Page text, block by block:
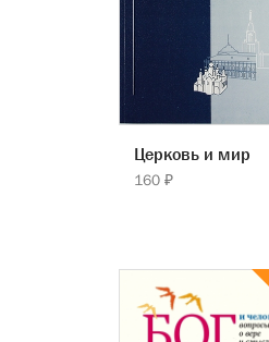
Церковь и мир
160 ₽